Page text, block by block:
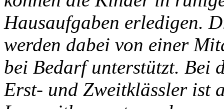
Hausaufgaben erledigen.
werden dabei von einer
bei Bedarf unterstützt. Bei
Erst- und Zweitklässler ist